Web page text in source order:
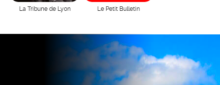
La Tribune de Lyon Le Petit Bulletin